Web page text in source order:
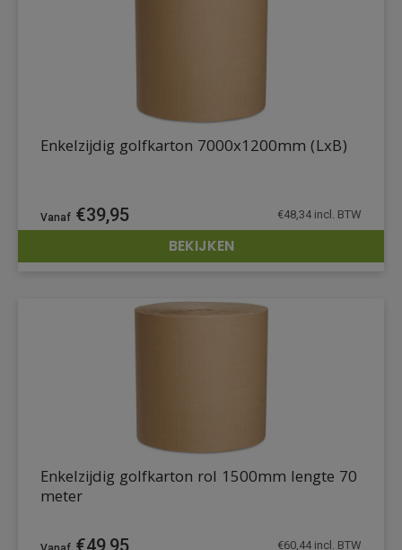
DETAILS
Enkelzijdig golfkarton 7000x1200mm (LxB)
€39,95 €48,34 incl. BTW
BEKIJKEN
Enkelzijdig golfkarton rol 1500mm lengte 70
meter
€49,95 €60,44 incl. BTW